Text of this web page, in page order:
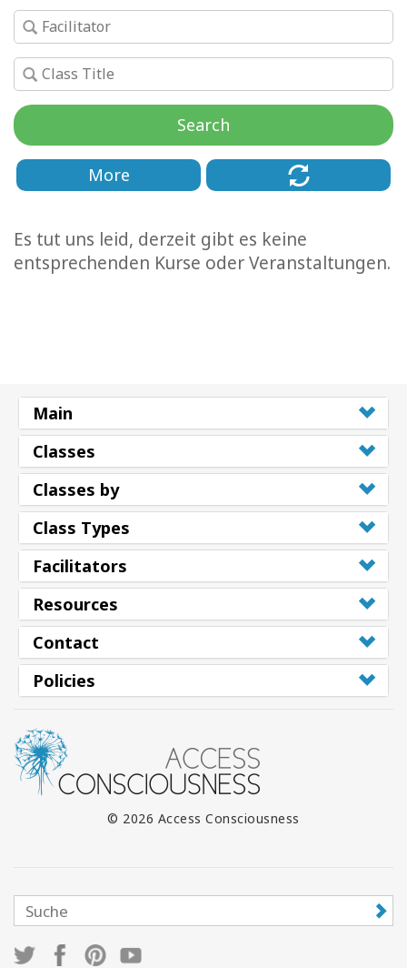
Search
More
Es tut uns leid, derzeit gibt es keine
entsprechenden Kurse oder Veranstaltungen.
Main
Classes
Classes by
Class Types
Facilitators
Resources
Contact
Policies
© 2026 Access Consciousness